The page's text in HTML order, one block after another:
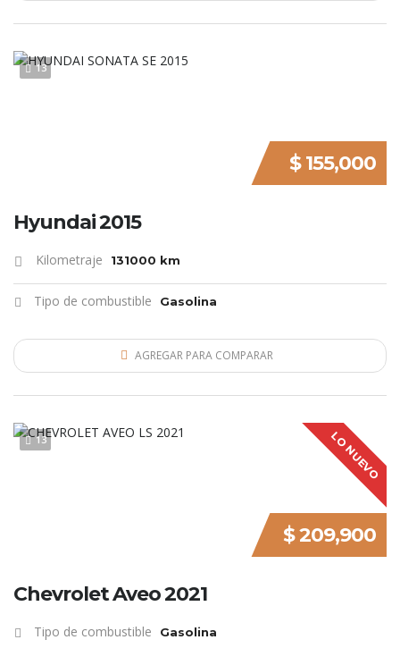
13
$ 155,000
Hyundai 2015
Kilometraje 131000 km
Tipo de combustible Gasolina
AGREGAR PARA COMPARAR
13 LO NUEVO
$ 209,900
Chevrolet Aveo 2021
Tipo de combustible Gasolina